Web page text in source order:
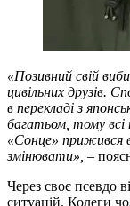
«Позивний свій
цивільних друзів.
в перекладі з
багатьом, тому
«Сонце» прижився
змінювати», –
Через своє псевдо
ситуацій. Колеги